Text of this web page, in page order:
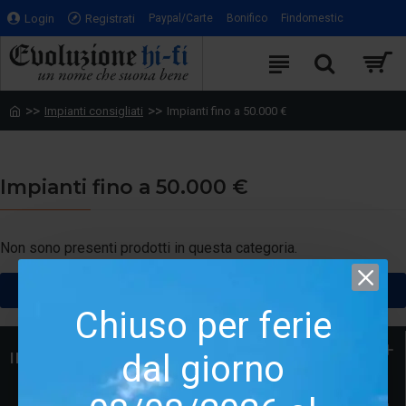
Chiuso per ferie
dal giorno
Login Registrati Paypal/Carte Bonifico Findomestic
Impianti consigliati Impianti fino a 50.000 €
Impianti fino a 50.000 €
Non sono presenti prodotti in questa categoria.
INFORMAZIONI